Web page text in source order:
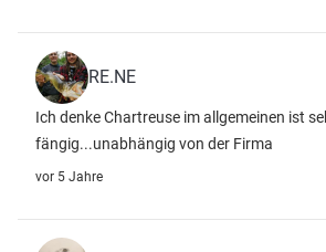
RE.NE
Ich denke Chartreuse im allgemeinen ist
fängig...unabhängig von der Firma
vor 5 Jahre